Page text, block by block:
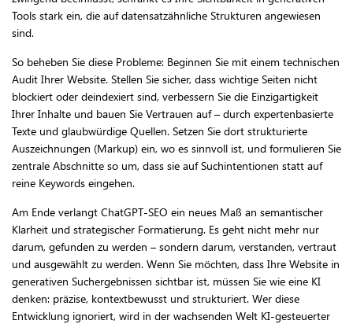
Tools stark ein, die auf datensatzähnliche Strukturen angewiesen
sind.
So beheben Sie diese Probleme: Beginnen Sie mit einem technischen
Audit Ihrer Website. Stellen Sie sicher, dass wichtige Seiten nicht
blockiert oder deindexiert sind, verbessern Sie die Einzigartigkeit
Ihrer Inhalte und bauen Sie Vertrauen auf – durch expertenbasierte
Texte und glaubwürdige Quellen. Setzen Sie dort strukturierte
Auszeichnungen (Markup) ein, wo es sinnvoll ist, und formulieren Sie
zentrale Abschnitte so um, dass sie auf Suchintentionen statt auf
reine Keywords eingehen.
Am Ende verlangt ChatGPT-SEO ein neues Maß an semantischer
Klarheit und strategischer Formatierung. Es geht nicht mehr nur
darum, gefunden zu werden – sondern darum, verstanden, vertraut
und ausgewählt zu werden. Wenn Sie möchten, dass Ihre Website in
generativen Suchergebnissen sichtbar ist, müssen Sie wie eine KI
denken: präzise, kontextbewusst und strukturiert. Wer diese
Entwicklung ignoriert, wird in der wachsenden Welt KI-gesteuerter